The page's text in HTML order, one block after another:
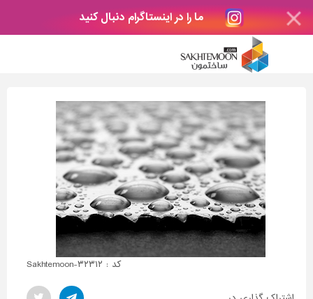
ما را در اینستاگرام دنبال کنید
کد : Sakhtemoon-۳۲۳۱۲